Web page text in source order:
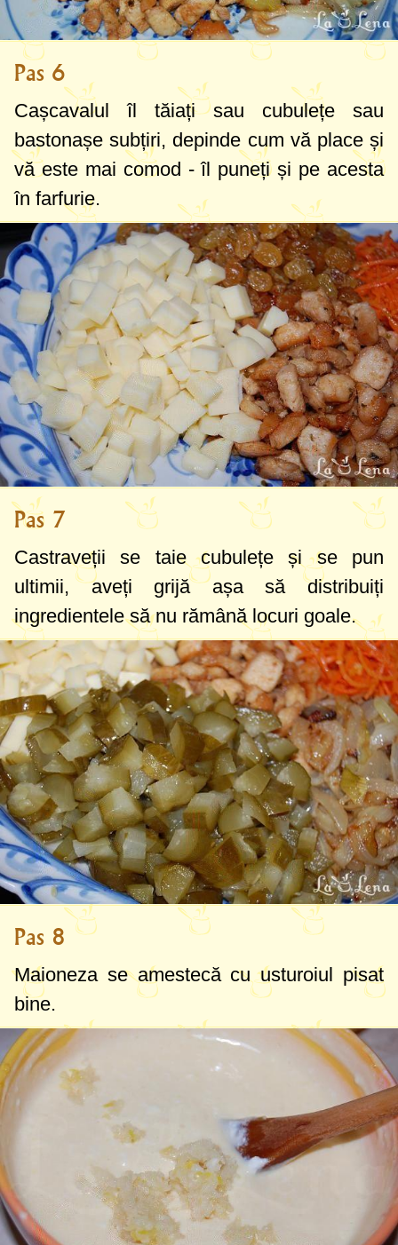
Pas 6
Cașcavalul îl tăiați sau cubulețe sau
bastonașe subțiri, depinde cum vă place și
vă este mai comod - îl puneți și pe acesta
în farfurie.
Pas 7
Castraveții se taie cubulețe și se pun
ultimii, aveți grijă așa să distribuiți
ingredientele să nu rămână locuri goale.
Pas 8
Maioneza se amestecă cu usturoiul pisat
bine.